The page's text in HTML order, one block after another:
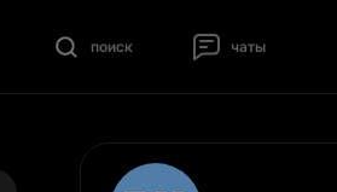
поиск чаты